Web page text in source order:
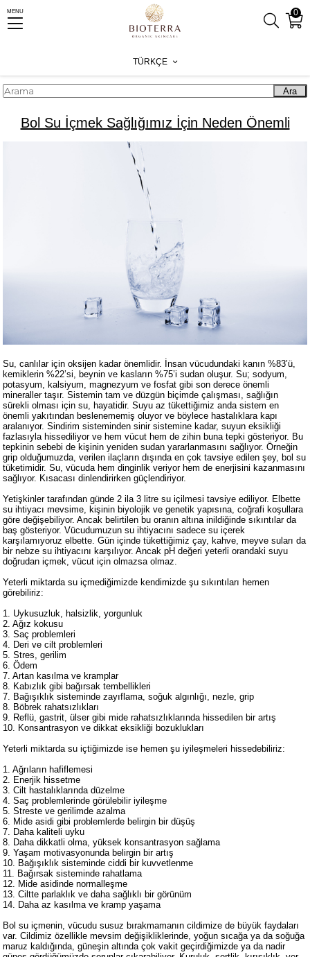
0
MENU
TÜRKÇE
Ara
Bol Su İçmek Sağlığımız İçin Neden Önemli
Su, canlılar için oksijen kadar önemlidir. İnsan vücudundaki kanın %83’ü,
kemiklerin %22’si, beynin ve kasların %75’i sudan oluşur. Su; sodyum,
potasyum, kalsiyum, magnezyum ve fosfat gibi son derece önemli
mineraller taşır. Sistemin tam ve düzgün biçimde çalışması, sağlığın
sürekli olması için su, hayatidir. Suyu az tükettiğimiz anda sistem en
önemli yakıtından beslenememiş oluyor ve böylece hastalıklara kapı
aralanıyor. Sindirim sisteminden sinir sistemine kadar, suyun eksikliği
fazlasıyla hissediliyor ve hem vücut hem de zihin buna tepki gösteriyor. Bu
tepkinin sebebi de kişinin yeniden sudan yararlanmasını sağlıyor. Örneğin
grip olduğumuzda, verilen ilaçların dışında en çok tavsiye edilen şey, bol su
tüketimidir. Su, vücuda hem dinginlik veriyor hem de enerjisini kazanmasını
sağlıyor. Kısacası dinlendirirken güçlendiriyor.
Yetişkinler tarafından günde 2 ila 3 litre su içilmesi tavsiye ediliyor. Elbette
su ihtiyacı mevsime, kişinin biyolojik ve genetik yapısına, coğrafi koşullara
göre değişebiliyor. Ancak belirtilen bu oranın altına inildiğinde sıkıntılar da
baş gösteriyor. Vücudumuzun su ihtiyacını sadece su içerek
karşılamıyoruz elbette. Gün içinde tükettiğimiz çay, kahve, meyve suları da
bir nebze su ihtiyacını karşılıyor. Ancak pH değeri yeterli orandaki suyu
doğrudan içmek, vücut için olmazsa olmaz.
Yeterli miktarda su içmediğimizde kendimizde şu sıkıntıları hemen
görebiliriz:
1. Uykusuzluk, halsizlik, yorgunluk
2. Ağız kokusu
3. Saç problemleri
4. Deri ve cilt problemleri
5. Stres, gerilim
6. Ödem
7. Artan kasılma ve kramplar
8. Kabızlık gibi bağırsak tembellikleri
7. Bağışıklık sisteminde zayıflama, soğuk algınlığı, nezle, grip
8. Böbrek rahatsızlıkları
9. Reflü, gastrit, ülser gibi mide rahatsızlıklarında hissedilen bir artış
10. Konsantrasyon ve dikkat eksikliği bozuklukları
Yeterli miktarda su içtiğimizde ise hemen şu iyileşmeleri hissedebiliriz:
1. Ağrıların hafiflemesi
2. Enerjik hissetme
3. Cilt hastalıklarında düzelme
4. Saç problemlerinde görülebilir iyileşme
5. Streste ve gerilimde azalma
6. Mide asidi gibi problemlerde belirgin bir düşüş
7. Daha kaliteli uyku
8. Daha dikkatli olma, yüksek konsantrasyon sağlama
9. Yaşam motivasyonunda belirgin bir artış
10. Bağışıklık sisteminde ciddi bir kuvvetlenme
11. Bağırsak sisteminde rahatlama
12. Mide asidinde normalleşme
13. Ciltte parlaklık ve daha sağlıklı bir görünüm
14. Daha az kasılma ve kramp yaşama
Bol su içmenin, vücudu susuz bırakmamanın cildimize de büyük faydaları
var. Cildimiz özellikle mevsim değişikliklerinde, yoğun sıcağa ya da soğuğa
maruz kaldığında, güneşin altında çok vakit geçirdiğimizde ya da nadir